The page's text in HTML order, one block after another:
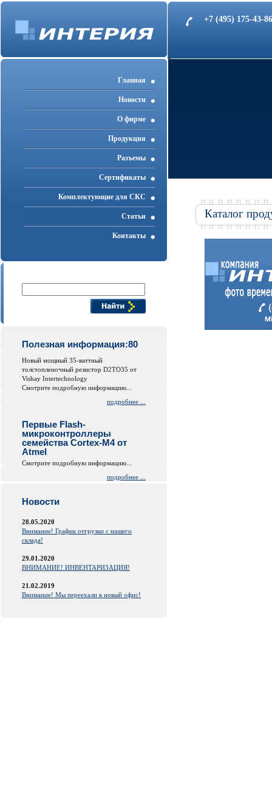
+7 (495) 175-43-
Главная
Новости
О фирме
Продукция
Разъемы
Cертификаты
Комплектующие для СКС
Статьи
Контакты
Полезная информация:80
Новый мощный 35-ваттный
толстопленочный резистор D2TO35 от
Vishay Intertechnology
Смотрите подробную информацию...
подробнее ...
Первые Flash-
микроконтроллеры
семейства Cortex-M4 от
Atmel
Смотрите подробную информацию...
подробнее ...
Новости
28.05.2020
Внимание! График отгрузки с нашего
склада!
29.01.2020
ВНИМАНИЕ! ИНВЕНТАРИЗАЦИЯ!
21.02.2019
Внимание! Мы переехали в новый офис!
Каталог